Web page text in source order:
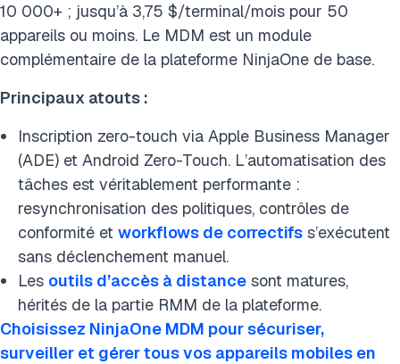
10 000+ ; jusqu’à 3,75 $/terminal/mois pour 50
appareils ou moins. Le MDM est un module
complémentaire de la plateforme NinjaOne de base.
Principaux atouts :
Inscription zero-touch via Apple Business Manager
(ADE) et Android Zero-Touch. L’automatisation des
tâches est véritablement performante :
resynchronisation des politiques, contrôles de
conformité et workflows de correctifs s’exécutent
sans déclenchement manuel.
Les outils d’accès à distance sont matures,
hérités de la partie RMM de la plateforme.
Choisissez NinjaOne MDM pour sécuriser,
surveiller et gérer tous vos appareils mobiles en